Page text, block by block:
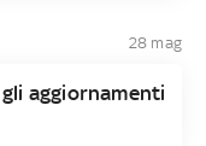
28 mag
aggiornamenti